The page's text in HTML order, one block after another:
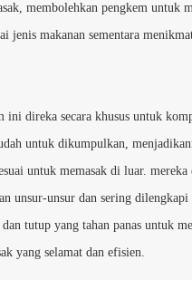
membolehkan pengkem untuk
jenis makanan sementara
ini direka secara khusus untuk
untuk dikumpulkan,
untuk memasak di luar.
unsur-unsur dan sering dilengkapi
dan tutup yang tahan panas untuk
yang selamat dan efisien.